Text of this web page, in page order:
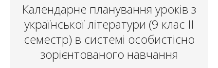
Календарне планування уроків з
української літератури (9 клас ІІ
семестр) в системі особистісно
зорієнтованого навчання